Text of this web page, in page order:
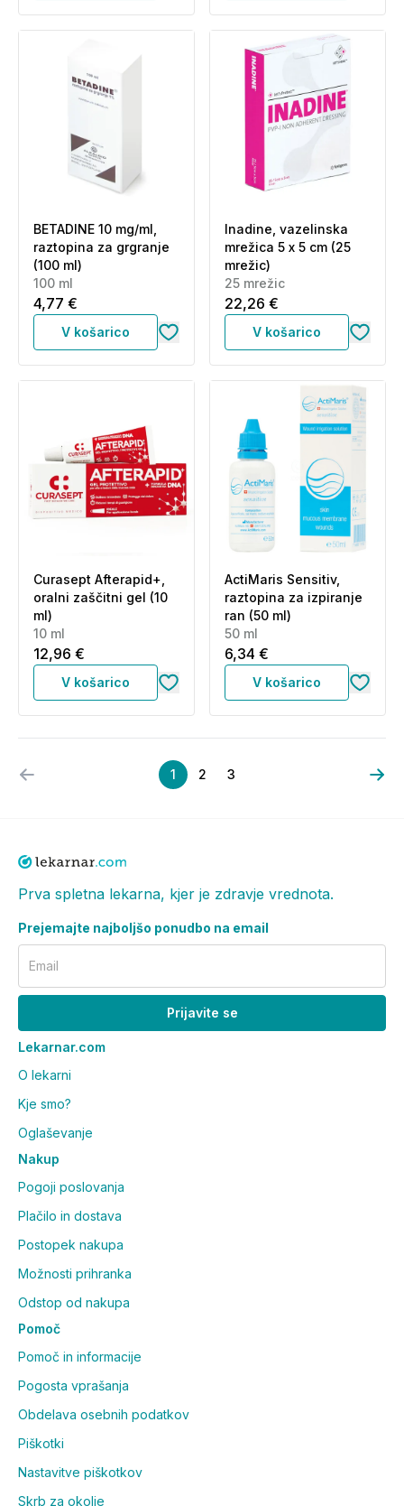
BETADINE 10 mg/ml,
raztopina za grgranje
(100 ml)
100 ml
4,77 €
V košarico
Inadine, vazelinska
mrežica 5 x 5 cm (25
mrežic)
25 mrežic
22,26 €
V košarico
Curasept Afterapid+,
oralni zaščitni gel (10
ml)
10 ml
12,96 €
V košarico
ActiMaris Sensitiv,
raztopina za izpiranje
ran (50 ml)
50 ml
6,34 €
V košarico
1 2 3
Prva spletna lekarna, kjer je zdravje vrednota.
Prejemajte najboljšo ponudbo na email
Email
Prijavite se
Lekarnar.com
O lekarni
Kje smo?
Oglaševanje
Nakup
Pogoji poslovanja
Plačilo in dostava
Postopek nakupa
Možnosti prihranka
Odstop od nakupa
Pomoč
Pomoč in informacije
Pogosta vprašanja
Obdelava osebnih podatkov
Piškotki
Nastavitve piškotkov
Skrb za okolje